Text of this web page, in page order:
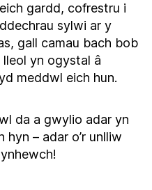
gardd, cofrestru i
sylwi ar y
gall camau bach bob
yn ogystal â
meddwl eich hun.
da a gwylio adar yn
– adar o’r unlliw